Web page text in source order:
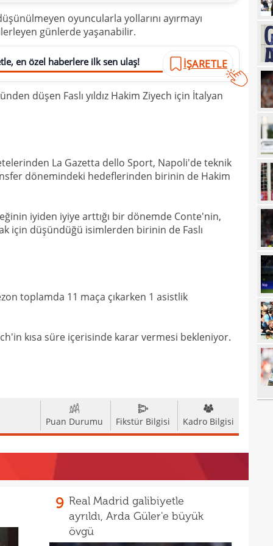
oyuncularla yollarını ayırmayı
günlerde yaşanabilir.
en özel haberlere ilk sen ulaş! İŞARETLE
düşen Faslı yıldız Hakim Ziyech için İtalyan
La Gazetta dello Sport, Napoli'de teknik
dönemindeki hedeflerinden birinin de Hakim
iyiden iyiye arttığı bir dönemde Conte'nin,
için düşündüğü isimlerden birinin de Faslı
toplamda 11 maça çıkarken 1 asistlik
kısa süre içerisinde karar vermesi bekleniyor.
Puan Durumu Fikstür Bilgisi Kadro Bilgisi
9 Real Madrid galibiyetle
ayrıldı, Arda Güler'e büyük
övgü